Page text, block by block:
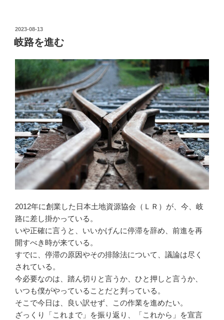
で
地
の
投
稿
日:
2023-08-13
岐路を進む
2012年に創業した日本土地資源協会（ＬＲ）が、今、岐
路に差し掛かっている。
いや正確に言うと、いいかげんに停滞を辞め、前進を再
開すべき時が来ている。
すでに、停滞の原因やその排除法について、議論は尽く
されている。
今必要なのは、踏ん切りと言うか、ひと押しと言うか、
いつも僕がやっていることだと判っている。
そこで今日は、良い訳せず、この作業を進めたい。
ざっくり「これまで」を振り返り、「これから」を宣言